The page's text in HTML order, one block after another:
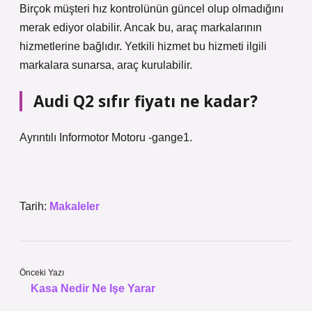
Birçok müşteri hız kontrolünün güncel olup olmadığını
merak ediyor olabilir. Ancak bu, araç markalarının
hizmetlerine bağlıdır. Yetkili hizmet bu hizmeti ilgili
markalara sunarsa, araç kurulabilir.
Audi Q2 sıfır fiyatı ne kadar?
Ayrıntılı Informotor Motoru -gange1.
Tarih: Makaleler
Önceki Yazı
Kasa Nedir Ne Işe Yarar